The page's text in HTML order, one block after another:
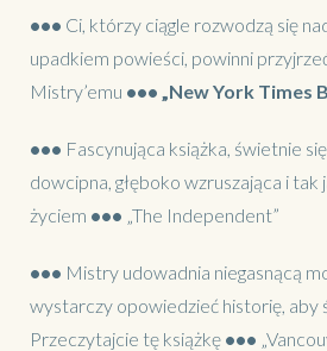
••• Ci, którzy ciągle rozwodzą się
upadkiem powieści, powinni
Mistry’emu ••• „New York Times
••• Fascynująca książka, świetnie
dowcipna, głęboko wzruszająca i
życiem ••• „The Independent”
••• Mistry udowadnia niegasnącą
wystarczy opowiedzieć historię, aby
Przeczytajcie tę książkę •••